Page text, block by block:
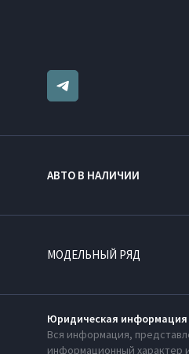
АВТО В НАЛИЧИИ
МОДЕЛЬНЫЙ РЯД
Юридическая информация
Вся информация,
информационный характер